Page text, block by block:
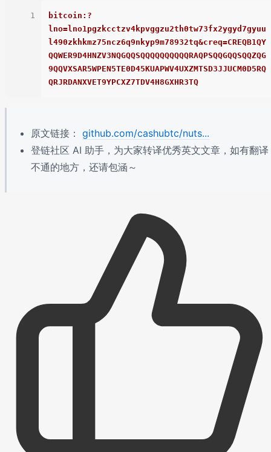
1
bitcoin:?
lno=lno1pgzkcctzv4kpvggzu2th0tw73fx2ygyd7gyuu
l490zkhkmz75ncz6q9nkyp9m78932tq&creq=CREQB1QY
QQWER9D4HNZV3NQGQQSQQQQQQQQQQRAQPSQQGQQSQQZQG
9QQVXSAR5WPEN5TE0D45KUAPWV4UXZMTSD3JJUCM0D5RQ
QRJRDANXVET9YPCXZ7TDV4H8GXHR3TQ
原文链接： github.com/cashubtc/nuts...
登链社区 AI 助手，为大家转译优秀英文文章，如有翻译
不通的地方，还请包涵～